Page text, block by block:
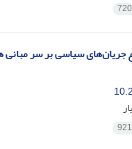
جریان‌های سیاسی بر سر